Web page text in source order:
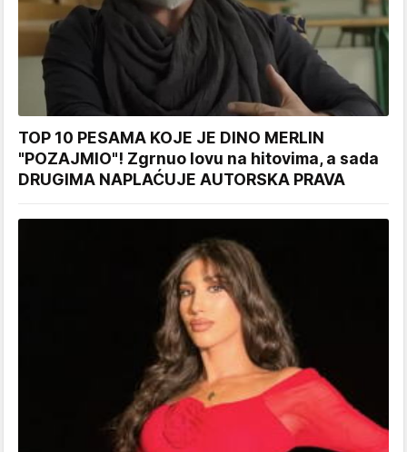
TOP 10 PESAMA KOJE JE DINO MERLIN
"POZAJMIO"! Zgrnuo lovu na hitovima, a sada
DRUGIMA NAPLAĆUJE AUTORSKA PRAVA